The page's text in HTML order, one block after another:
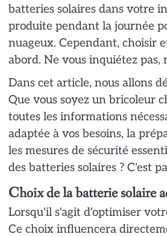
batteries solaires dans votre
produite pendant la journée
nuageux. Cependant, choisir
abord. Ne vous inquiétez pas,
Dans cet article, nous allons
Que vous soyez un bricoleur
toutes les informations
adaptée à vos besoins, la
les mesures de sécurité
des batteries solaires ? C'est
Choix de la batterie solaire
Lorsqu'il s'agit d'optimiser
Ce choix influencera